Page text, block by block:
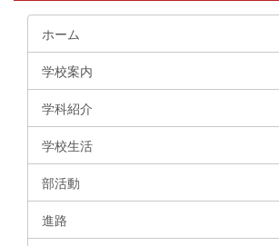
ホーム
学校案内
学科紹介
学校生活
部活動
進路